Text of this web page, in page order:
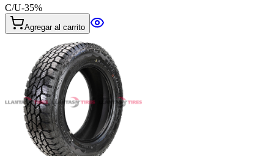
C/U-35%
Agregar al carrito